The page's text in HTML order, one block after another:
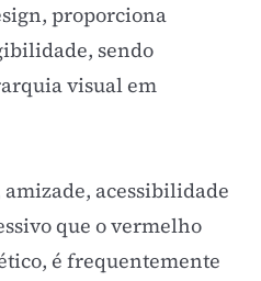
proporciona
sendo
visual em
acessibilidade
que o vermelho
é frequentemente